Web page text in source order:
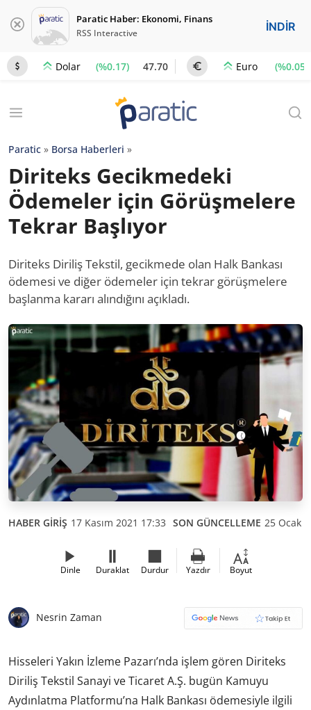
Paratic Haber: Ekonomi, Finans
RSS Interactive İNDİR
Dolar (%0.17) 47.70 Euro (%0.05)
Paratic » Borsa Haberleri »
Diriteks Gecikmedeki
Ödemeler için Görüşmelere
Tekrar Başlıyor
Diriteks Diriliş Tekstil, gecikmede olan Halk Bankası
ödemesi ve diğer ödemeler için tekrar görüşmelere
başlanma kararı alındığını açıkladı.
HABER GİRİŞ 17 Kasım 2021 17:33 SON GÜNCELLEME 25 Ocak
Dinle Duraklat Durdur Yazdır Boyut
Nesrin Zaman
Hisseleri Yakın İzleme Pazarı’nda işlem gören Diriteks
Diriliş Tekstil Sanayi ve Ticaret A.Ş. bugün Kamuyu
Aydınlatma Platformu’na Halk Bankası ödemesiyle ilgili